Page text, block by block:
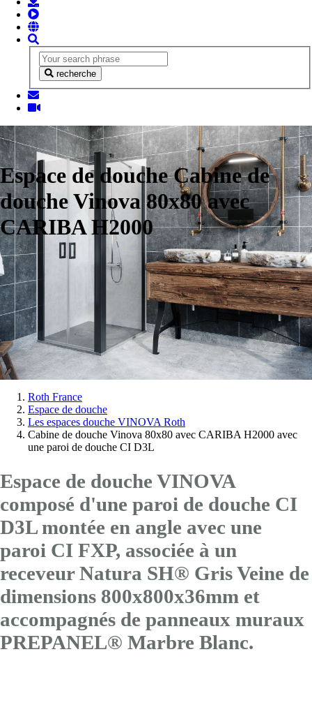
recherche
Espace de douche Cabine de
douche Vinova 80x80 avec
CARIBA H2000
Vous
êtes
Roth France
Espace de douche
Les espaces douche VINOVA Roth
Cabine de douche Vinova 80x80 avec CARIBA H2000 avec
une paroi de douche CI D3L
Espace de douche VINOVA
composé d'une paroi de douche CI
D3L montée en angle avec une
paroi CI FXP, associée à un
receveur Natura SH® Gris Veine de
dimensions 800x800x36mm et
accompagnés de panneaux muraux
PREPANEL® Marbre Blanc.